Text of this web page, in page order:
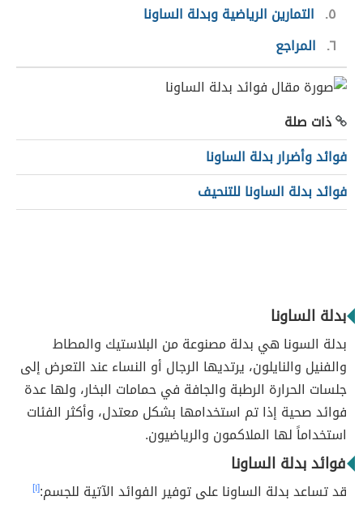
٥
التمارين الرياضية وبدلة الساونا
٦ المراجع
ذات صلة
فوائد وأضرار بدلة الساونا
فوائد بدلة الساونا للتنحيف
بدلة الساونا
بدلة السونا هي بدلة مصنوعة من البلاستيك والمطاط
والفنيل والنايلون، يرتديها الرجال أو النساء عند التعرض إلى
جلسات الحرارة الرطبة والجافة في حمامات البخار، ولها عدة
فوائد صحية إذا تم استخدامها بشكل معتدل، وأكثر الفئات
استخداماً لها الملاكمون والرياضيون.
فوائد بدلة الساونا
قد تساعد بدلة الساونا على توفير الفوائد الآتية للجسم:[١]